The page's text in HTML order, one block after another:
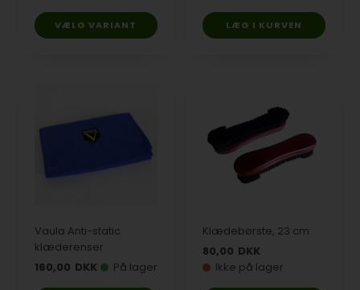
VÆLG VARIANT
Vaula Anti-static
klæderenser
160,00 DKK På lager
Klædebørste, 23 cm
80,00 DKK
Ikke på lager